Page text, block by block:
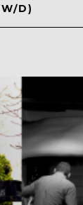
D)